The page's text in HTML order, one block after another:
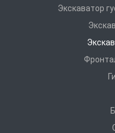
Экскаватор